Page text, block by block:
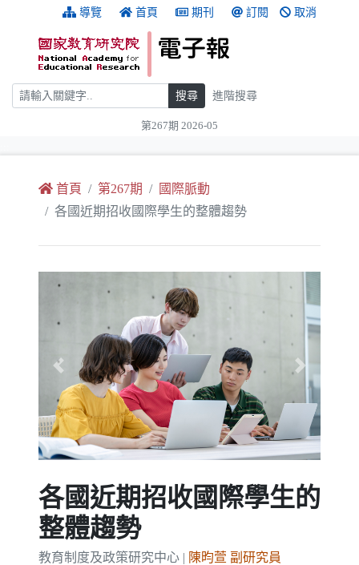
跳到主要內容 導覽 首頁 期刊 訂閱 取消
搜尋 搜尋 進階搜尋
第267期 2026-05
首頁 第267期
國際脈動
各國近期招收國際學生的整體趨勢
Previous Next
各國近期招收國際學生的
整體趨勢
教育制度及政策研究中心 | 陳昀萱 副研究員